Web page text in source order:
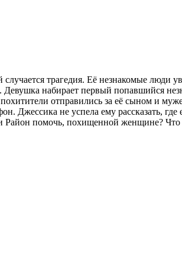
трагедия. Её незнакомые люди
Девушка набирает первый попавшийся
отправились за её сыном и
Джессика не успела ему рассказать, где
Район помочь, похищенной женщине? Что